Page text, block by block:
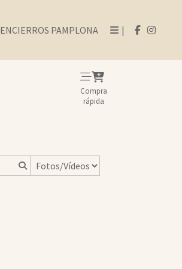
ENCIERROS PAMPLONA |
Compra
rápida